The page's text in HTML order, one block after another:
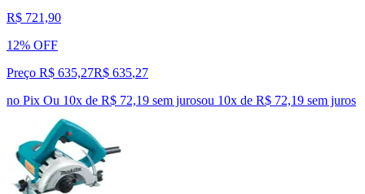
R$ 721,90
12% OFF
Preço R$ 635,27R$ 635,27
no Pix Ou 10x de R$ 72,19 sem jurosou 10x de R$ 72,19 sem juros